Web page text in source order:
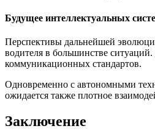
Будущее интеллектуальных
Перспективы дальнейшей
водителя в большинстве
коммуникационных стандартов.
Одновременно с автономными
ожидается также плотное
Заключение